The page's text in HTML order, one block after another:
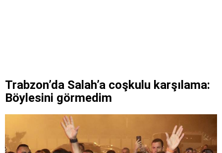
Trabzon’da Salah’a coşkulu karşılama:
Böylesini görmedim